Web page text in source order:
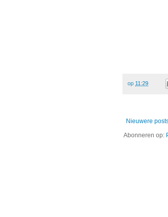
op 11:29
Nieuwere
Abonneren op: